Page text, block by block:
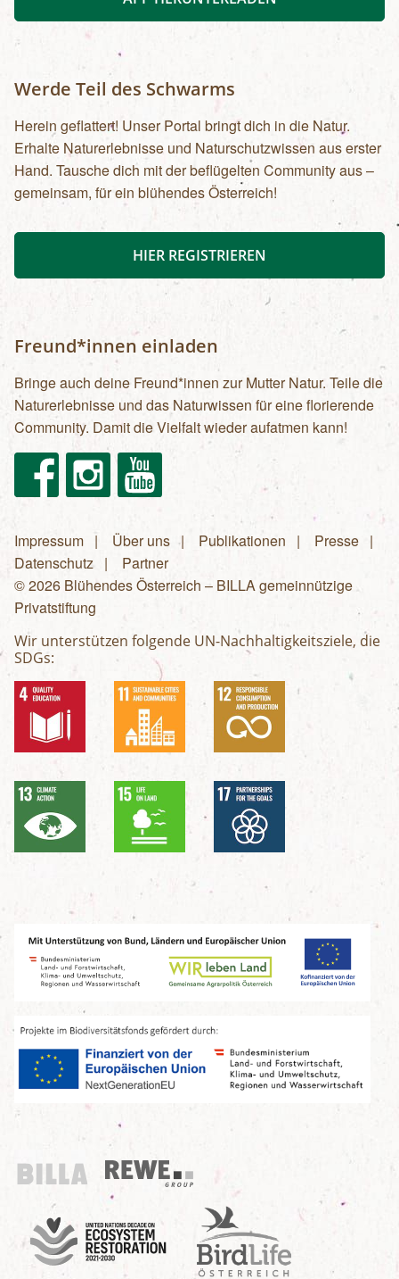
Werde Teil des Schwarms
Herein geflattert! Unser Portal bringt dich in die Natur.
Erhalte Naturerlebnisse und Naturschutzwissen aus erster
Hand. Tausche dich mit der beflügelten Community aus –
gemeinsam, für ein blühendes Österreich!
HIER REGISTRIEREN
Freund*innen einladen
Bringe auch deine Freund*innen zur Mutter Natur. Teile die
Naturerlebnisse und das Naturwissen für eine florierende
Community. Damit die Vielfalt wieder aufatmen kann!
FacebookInstagram Youtube
Fußzeilenmenü
Impressum Über uns Publikationen
Presse
Datenschutz
Partner
© 2026 Blühendes Österreich – BILLA gemeinnützige
Privatstiftung
Wir unterstützen folgende UN-Nachhaltigkeitsziele, die
SDGs:
Billa
REWE Group
UN Decade
Birdlife